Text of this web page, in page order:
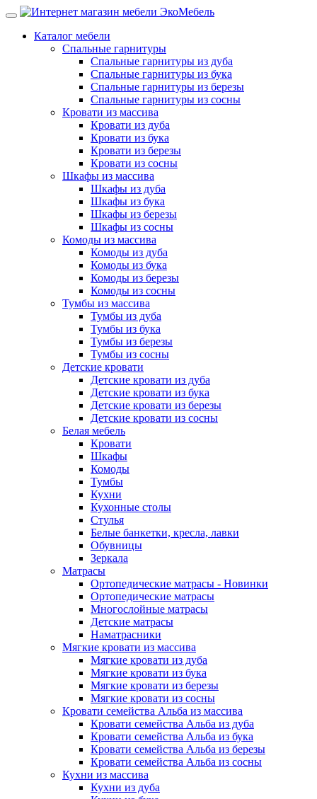
Каталог мебели
Спальные гарнитуры
Спальные гарнитуры из дуба
Спальные гарнитуры из бука
Спальные гарнитуры из березы
Спальные гарнитуры из сосны
Кровати из массива
Кровати из дуба
Кровати из бука
Кровати из березы
Кровати из сосны
Шкафы из массива
Шкафы из дуба
Шкафы из бука
Шкафы из березы
Шкафы из сосны
Комоды из массива
Комоды из дуба
Комоды из бука
Комоды из березы
Комоды из сосны
Тумбы из массива
Тумбы из дуба
Тумбы из бука
Тумбы из березы
Тумбы из сосны
Детские кровати
Детские кровати из дуба
Детские кровати из бука
Детские кровати из березы
Детские кровати из сосны
Белая мебель
Кровати
Шкафы
Комоды
Тумбы
Кухни
Кухонные столы
Стулья
Белые банкетки, кресла, лавки
Обувницы
Зеркала
Матрасы
Ортопедические матрасы - Новинки
Ортопедические матрасы
Многослойные матрасы
Детские матрасы
Наматрасники
Мягкие кровати из массива
Мягкие кровати из дуба
Мягкие кровати из бука
Мягкие кровати из березы
Мягкие кровати из сосны
Кровати семейства Альба из массива
Кровати семейства Альба из дуба
Кровати семейства Альба из бука
Кровати семейства Альба из березы
Кровати семейства Альба из сосны
Кухни из массива
Кухни из дуба